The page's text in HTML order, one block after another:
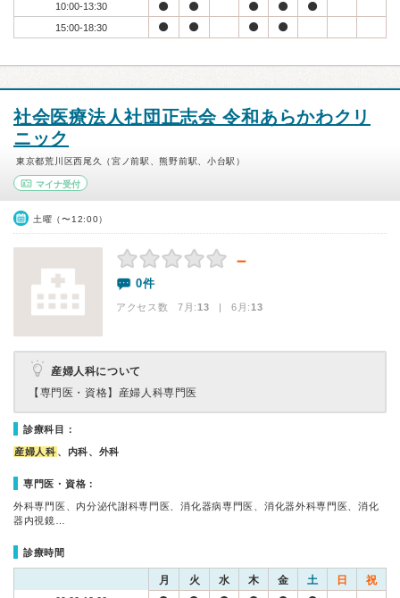
10:00-13:30
15:00-18:30
社会医療法人社団正志会 令和あらかわクリ
ニック
東京都荒川区西尾久（宮ノ前駅、熊野前駅、小台駅）
マイナ受付
土曜（〜12:00）
－
0件
アクセス数 7月:13 | 6月:13
産婦人科について
【専門医・資格】 産婦人科専門医
診療科目：
産婦人科 、内科、外科
専門医・資格：
外科専門医、内分泌代謝科専門医、消化器病専門医、消化器外科専門医、消化
器内視鏡…
診療時間
月 火 水 木 金 土 日 祝